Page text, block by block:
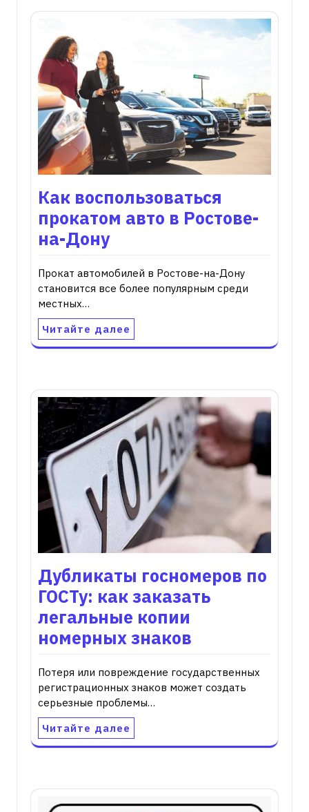
Как воспользоваться
прокатом авто в Ростове-
на-Дону
Прокат автомобилей в Ростове-на-Дону
становится все более популярным среди
местных…
Читайте далее
Дубликаты госномеров по
ГОСТу: как заказать
легальные копии
номерных знаков
Потеря или повреждение государственных
регистрационных знаков может создать
серьезные проблемы…
Читайте далее